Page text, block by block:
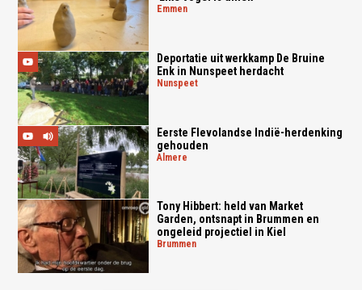
emmen
Deportatie uit werkkamp De Bruine
Enk in Nunspeet herdacht
nunspeet
Eerste Flevolandse Indië-herdenking
gehouden
almere
Tony Hibbert: held van Market
Garden, ontsnapt in Brummen en
ongeleid projectiel in Kiel
brummen